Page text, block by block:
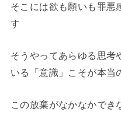
そこには欲も願いも罪悪
す
そうやってあらゆる思考
いる「意識」こそが本当
この放棄がなかなかでき